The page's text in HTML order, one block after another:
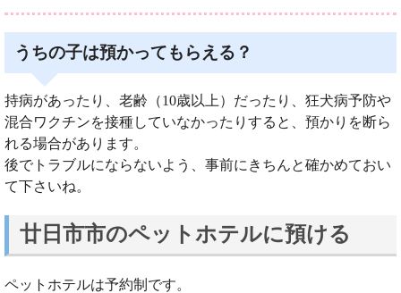
うちの子は預かってもらえる？
持病があったり、老齢（10歳以上）だったり、狂犬病予防や
混合ワクチンを接種していなかったりすると、預かりを断ら
れる場合があります。
後でトラブルにならないよう、事前にきちんと確かめておい
て下さいね。
廿日市市のペットホテルに預ける
ペットホテルは予約制です。